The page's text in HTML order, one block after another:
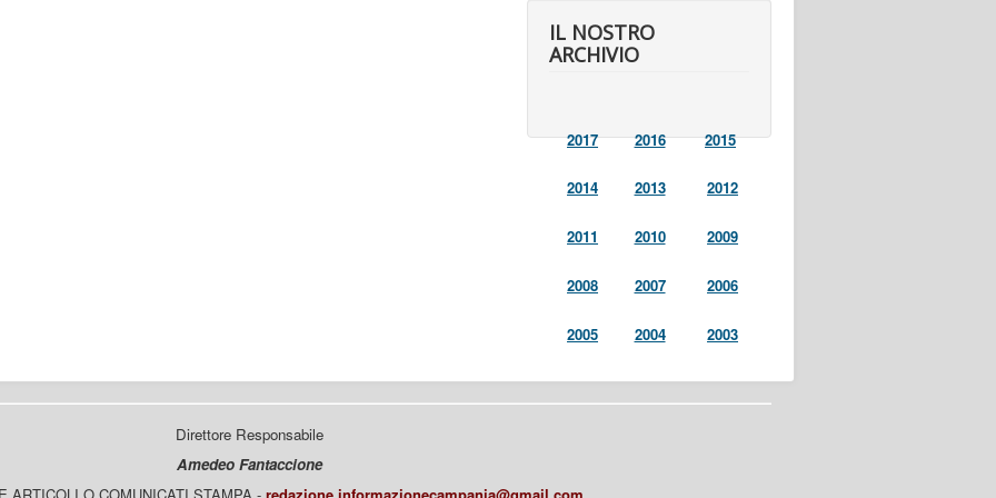
IL NOSTRO
ARCHIVIO
2017 2016 2015
2014 2013 2012
2011 2010 2009
2008 2007 2006
2005 2004 2003
Direttore Responsabile
Amedeo Fantaccione